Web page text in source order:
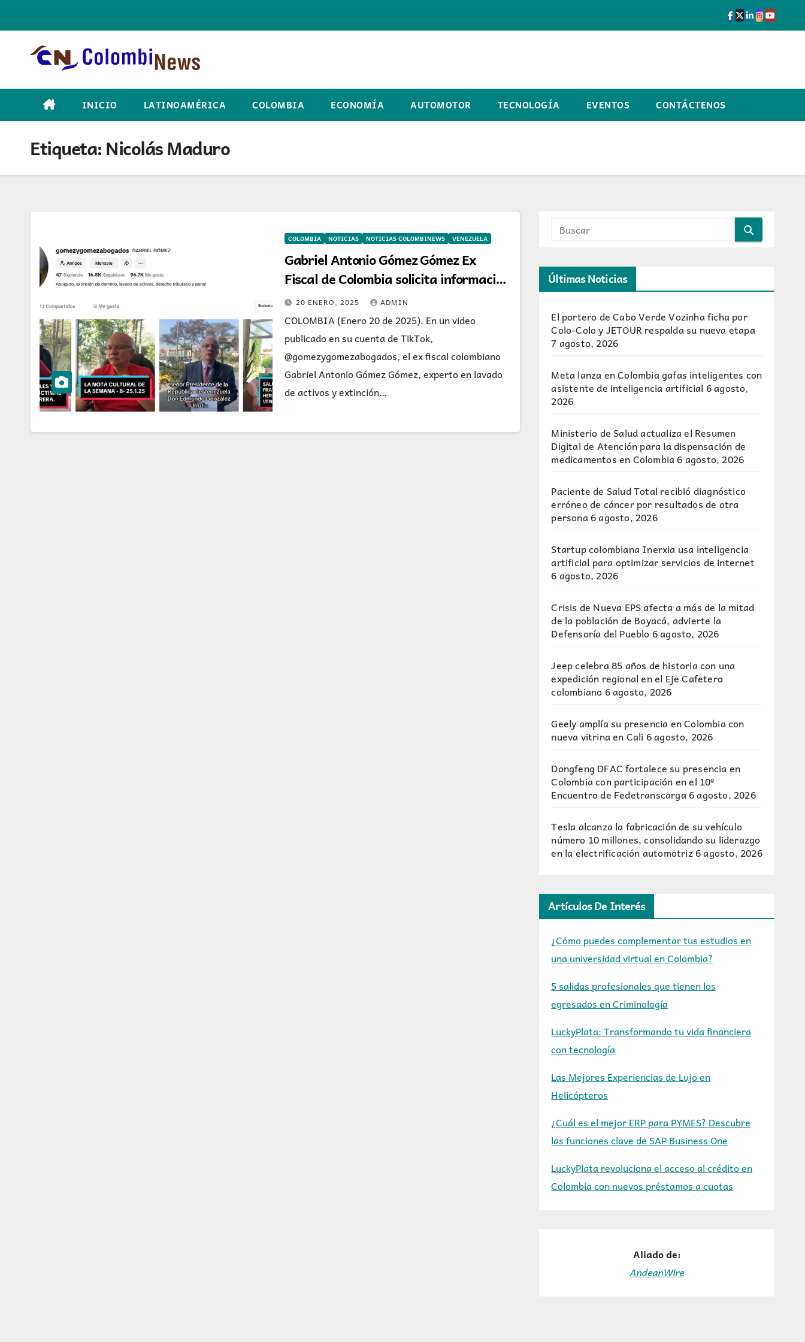
INICIO LATINOAMÉRICA COLOMBIA ECONOMÍA AUTOMOTOR TECNOLOGÍA EVENTOS CONTÁCTENOS
Etiqueta:Nicolás Maduro
COLOMBIA NOTICIAS NOTICIAS COLOMBINEWS VENEZUELA
Gabriel Antonio Gómez Gómez Ex
Fiscal de Colombia solicita información
sobre bienes de la dictadura
Venezolana en el País
20 ENERO, 2025 ADMIN
COLOMBIA (Enero 20 de 2025). En un video
publicado en su cuenta de TikTok,
@gomezygomezabogados, el ex fiscal colombiano
Gabriel Antonio Gómez Gómez, experto en lavado
de activos y extinción…
Últimas Noticias
El portero de Cabo Verde Vozinha ficha por
Colo-Colo y JETOUR respalda su nueva etapa
7 agosto, 2026
Meta lanza en Colombia gafas inteligentes con
asistente de inteligencia artificial 6 agosto,
2026
Ministerio de Salud actualiza el Resumen
Digital de Atención para la dispensación de
medicamentos en Colombia6 agosto, 2026
Paciente de Salud Total recibió diagnóstico
erróneo de cáncer por resultados de otra
persona6 agosto, 2026
Startup colombiana Inerxia usa inteligencia
artificial para optimizar servicios de internet
6 agosto, 2026
Crisis de Nueva EPS afecta a más de la mitad
de la población de Boyacá, advierte la
Defensoría del Pueblo6 agosto, 2026
Jeep celebra 85 años de historia con una
expedición regional en el Eje Cafetero
colombiano6 agosto, 2026
Geely amplía su presencia en Colombia con
nueva vitrina en Cali 6 agosto, 2026
Dongfeng DFAC fortalece su presencia en
Colombia con participación en el 10º
Encuentro de Fedetranscarga6 agosto, 2026
Tesla alcanza la fabricación de su vehículo
número 10 millones, consolidando su liderazgo
en la electrificación automotriz6 agosto, 2026
Artículos De Interés
¿Cómo puedes complementar tus estudios en
una universidad virtual en Colombia?
5 salidas profesionales que tienen los
egresados en Criminología
LuckyPlata: Transformando tu vida financiera
con tecnología
Las Mejores Experiencias de Lujo en
Helicópteros
¿Cuál es el mejor ERP para PYMES? Descubre
las funciones clave de SAP Business One
LuckyPlata revoluciona el acceso al crédito en
Colombia con nuevos préstamos a cuotas
Aliado de:
AndeanWire